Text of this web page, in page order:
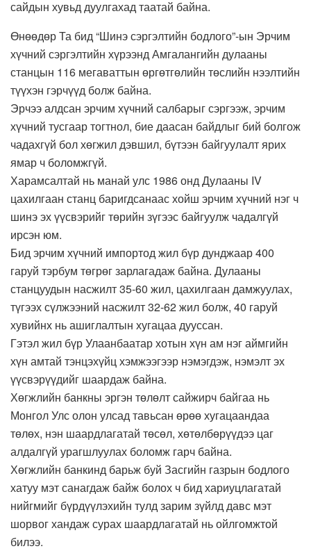
сайдын хувьд дуулгахад таатай байна.
Өнөөдөр Та бид “Шинэ сэргэлтийн бодлого”-ын Эрчим
хүчний сэргэлтийн хүрээнд Амгалангийн дулааны
станцын 116 мегаваттын өргөтгөлийн төслийн нээлтийн
түүхэн гэрчүүд болж байна.
Эрчээ алдсан эрчим хүчний салбарыг сэргээж, эрчим
хүчний тусгаар тогтнол, бие даасан байдлыг бий болгож
чадахгүй бол хөгжил дэвшил, бүтээн байгуулалт ярих
ямар ч боломжгүй.
Харамсалтай нь манай улс 1986 онд Дулааны IV
цахилгаан станц баригдсанаас хойш эрчим хүчний нэг ч
шинэ эх үүсвэрийг төрийн зүгээс байгуулж чадалгүй
ирсэн юм.
Бид эрчим хүчний импортод жил бүр дунджаар 400
гаруй тэрбум төгрөг зарлагадаж байна. Дулааны
станцуудын насжилт 35-60 жил, цахилгаан дамжуулах,
түгээх сүлжээний насжилт 32-62 жил болж, 40 гаруй
хувийнх нь ашиглалтын хугацаа дууссан.
Гэтэл жил бүр Улаанбаатар хотын хүн ам нэг аймгийн
хүн амтай тэнцэхүйц хэмжээгээр нэмэгдэж, нэмэлт эх
үүсвэрүүдийг шаардаж байна.
Хөгжлийн банкны эргэн төлөлт сайжирч байгаа нь
Монгол Улс олон улсад тавьсан өрөө хугацаандаа
төлөх, нэн шаардлагатай төсөл, хөтөлбөрүүдээ цаг
алдалгүй урагшлуулах боломж гарч байна.
Хөгжлийн банкинд барьж буй Засгийн газрын бодлого
хатуу мэт санагдаж байж болох ч бид хариуцлагатай
нийгмийг бүрдүүлэхийн тулд зарим зүйлд давс мэт
шорвог хандаж сурах шаардлагатай нь ойлгомжтой
билээ.